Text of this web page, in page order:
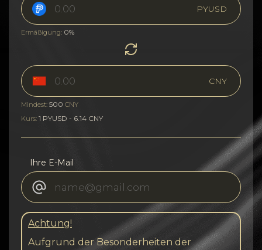
PYUSD
Ermäßigung: 0%
CNY
Mindest: 500 CNY
Kurs: 1 PYUSD - 6.14 CNY
Ihre E-Mail
Achtung!
Aufgrund der Besonderheiten der